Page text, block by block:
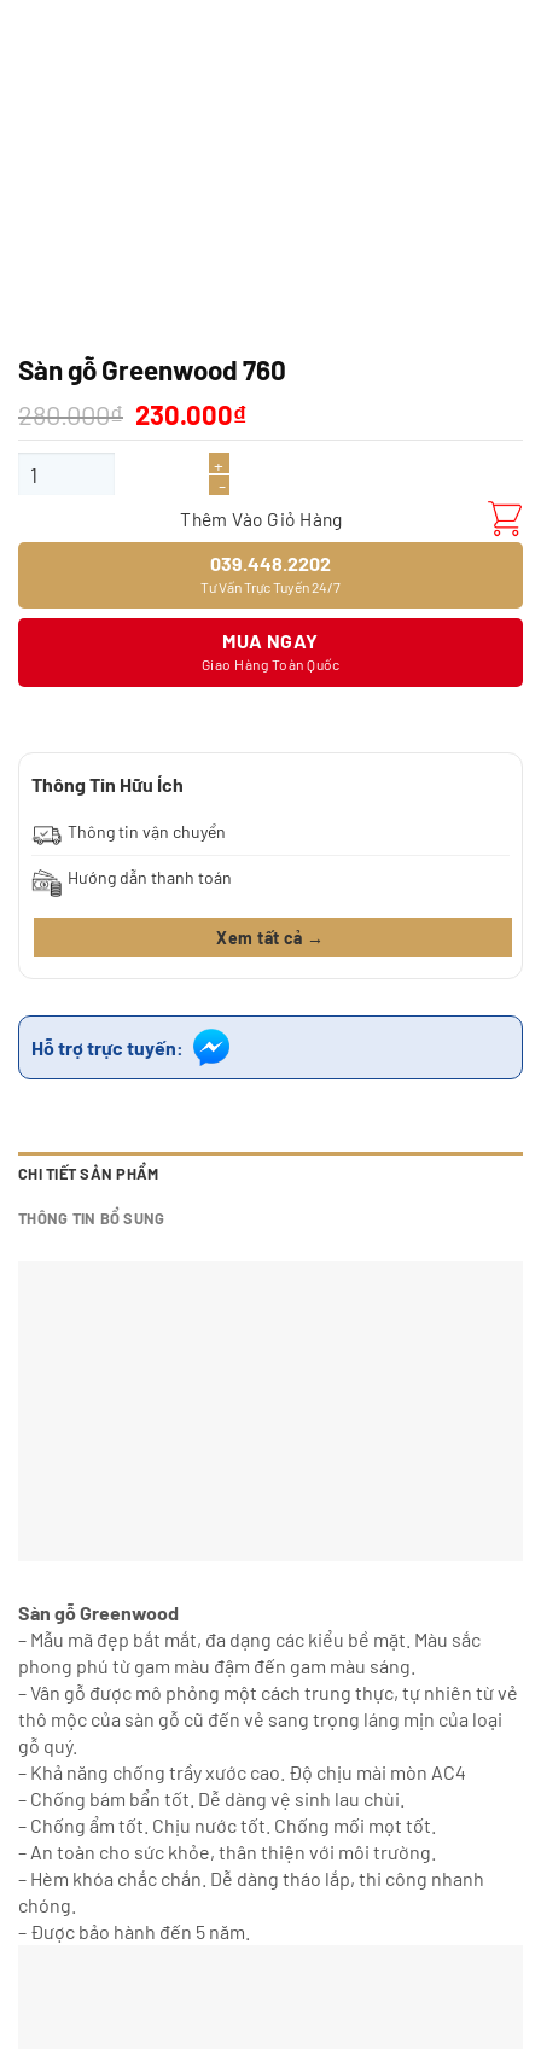
Sàn gỗ Greenwood 760
280.000₫ Giá
gốc
là:
280.000₫.
230.000₫Giá
hiện
tại
Sàn gỗ Greenwood 760 số lượng
Thêm Vào Giỏ Hàng
039.448.2202
Tư Vấn Trực Tuyến 24/7
MUA NGAY
Giao Hàng Toàn Quốc
Thông Tin Hữu Ích
Thông tin vận chuyển
Hướng dẫn thanh toán
Xem tất cả →
Hỗ trợ trực tuyến:
CHI TIẾT SẢN PHẨM
THÔNG TIN BỔ SUNG
Sàn gỗ Greenwood
– Mẫu mã đẹp bắt mắt, đa dạng các kiểu bề mặt. Màu sắc
phong phú từ gam màu đậm đến gam màu sáng.
– Vân gỗ được mô phỏng một cách trung thực, tự nhiên từ vẻ
thô mộc của sàn gỗ cũ đến vẻ sang trọng láng mịn của loại
gỗ quý.
– Khả năng chống trầy xước cao. Độ chịu mài mòn AC4
– Chống bám bẩn tốt. Dễ dàng vệ sinh lau chùi.
– Chống ẩm tốt. Chịu nước tốt. Chống mối mọt tốt.
– An toàn cho sức khỏe, thân thiện với môi trường.
– Hèm khóa chắc chắn. Dễ dàng tháo lắp, thi công nhanh
chóng.
– Được bảo hành đến 5 năm.